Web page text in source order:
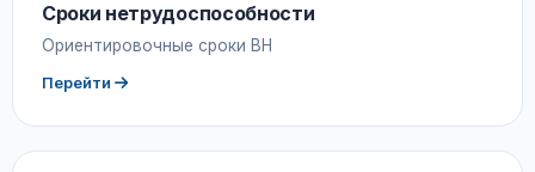
Сроки нетрудоспособности
Ориентировочные сроки ВН
Перейти